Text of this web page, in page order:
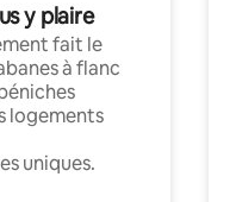
y plaire
fait le
à flanc
logements
uniques.